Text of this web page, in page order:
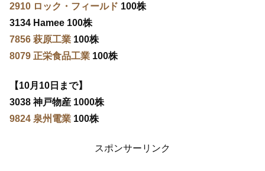
2910 ロック・フィールド 100株
3134 Hamee 100株
7856 萩原工業 100株
8079 正栄食品工業 100株
【10月10日まで】
3038 神戸物産 1000株
9824 泉州電業 100株
スポンサーリンク